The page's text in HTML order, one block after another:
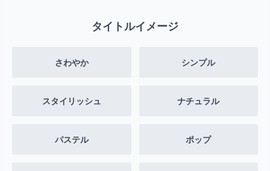
タイトルイメージ
さわやか シンプル
スタイリッシュ ナチュラル
パステル ポップ